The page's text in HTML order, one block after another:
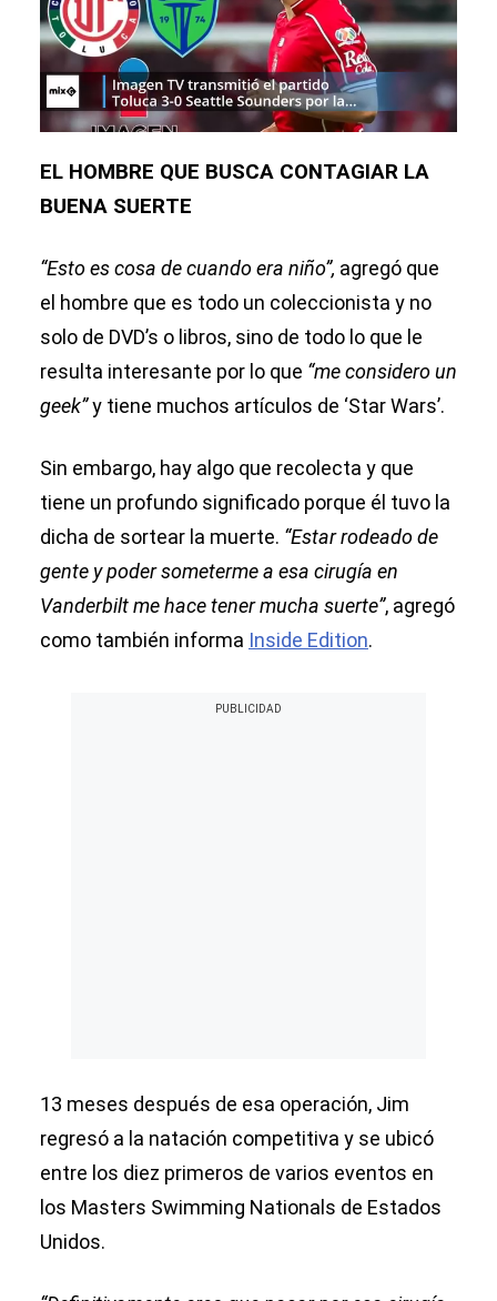
EL HOMBRE QUE BUSCA CONTAGIAR LA
BUENA SUERTE
“Esto es cosa de cuando era niño”, agregó que
el hombre que es todo un coleccionista y no
solo de DVD’s o libros, sino de todo lo que le
resulta interesante por lo que “me considero un
geek”y tiene muchos artículos de ‘Star Wars’.
Sin embargo, hay algo que recolecta y que
tiene un profundo significado porque él tuvo la
dicha de sortear la muerte. “Estar rodeado de
gente y poder someterme a esa cirugía en
Vanderbilt me hace tener mucha suerte”, agregó
como también informa Inside Edition.
13 meses después de esa operación, Jim
regresó a la natación competitiva y se ubicó
entre los diez primeros de varios eventos en
los Masters Swimming Nationals de Estados
Unidos.